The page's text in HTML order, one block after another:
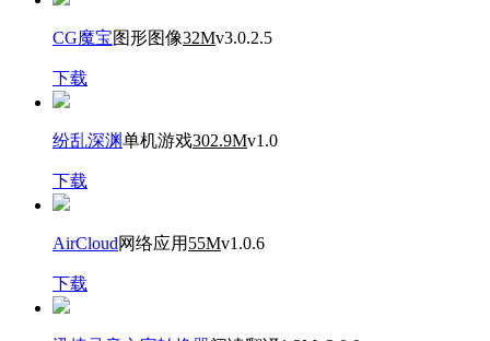
CG魔宝图形图像32Mv3.0.2.5
下载
纷乱深渊单机游戏302.9Mv1.0
下载
AirCloud网络应用 55Mv1.0.6
下载